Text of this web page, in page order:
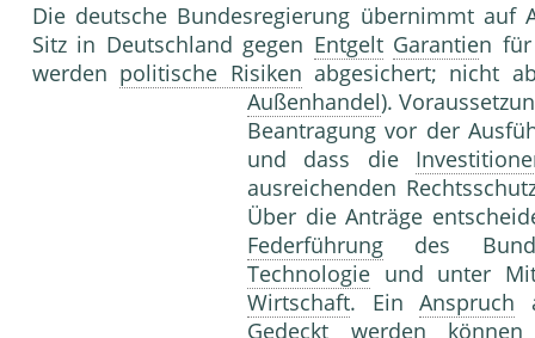
Die deutsche Bundesregierung übernimmt auf
Sitz in Deutschland gegen Entgelt Garantien
werden politische Risiken abgesichert; nicht
Außenhandel).
Beantragung vor der
und dass die
ausreichenden
Über die Anträge
Federführung des
Technologie und unter
Wirtschaft. Ein Anspruch
Gedeckt werden